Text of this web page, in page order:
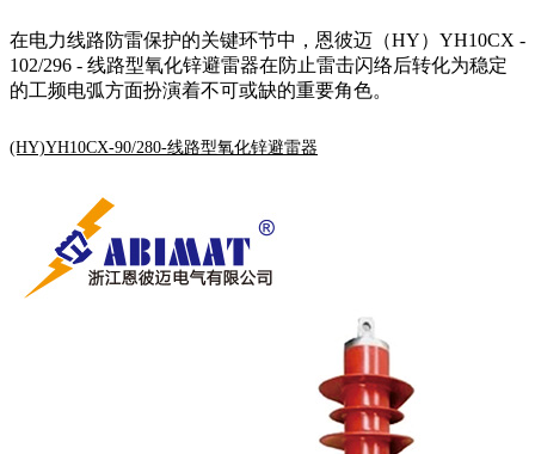
在电力线路防雷保护的关键环节中，恩彼迈（HY）YH10CX -
102/296 - 线路型氧化锌避雷器在防止雷击闪络后转化为稳定
的工频电弧方面扮演着不可或缺的重要角色。
(HY)YH10CX-90/280-线路型氧化锌避雷器